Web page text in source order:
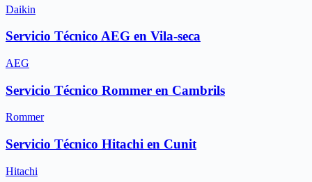
Daikin
Servicio Técnico AEG en Vila-seca
AEG
Servicio Técnico Rommer en Cambrils
Rommer
Servicio Técnico Hitachi en Cunit
Hitachi